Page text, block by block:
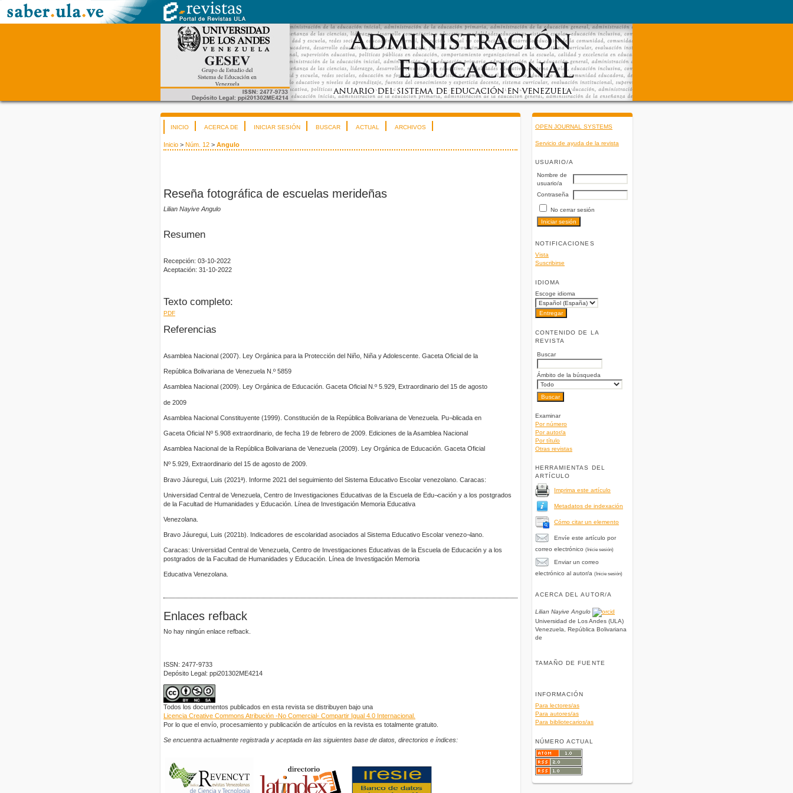
OPEN JOURNAL SYSTEMS
Servicio de ayuda de la revista
USUARIO/A
Nombre de
usuario/a
Contraseña
No cerrar sesión
NOTIFICACIONES
Vista
Suscribirse
IDIOMA
Escoge idioma
CONTENIDO DE LA
REVISTA
Buscar
Ámbito de la búsqueda
Examinar
Por número
Por autor/a
Por título
Otras revistas
HERRAMIENTAS DEL
ARTÍCULO
Imprima este artículo
Metadatos de indexación
Cómo citar un elemento
Envíe este artículo por
correo electrónico (Inicie sesión)
Enviar un correo
electrónico al autor/a (Inicie sesión)
ACERCA DEL AUTOR/A
Lilian Nayive Angulo
Universidad de Los Andes (ULA)
Venezuela, República Bolivariana
de
TAMAÑO DE FUENTE
INFORMACIÓN
Para lectores/as
Para autores/as
Para bibliotecarios/as
NÚMERO ACTUAL
INICIO ACERCA DE INICIAR SESIÓN BUSCAR ACTUAL ARCHIVOS
Inicio > Núm. 12 > Angulo
Reseña fotográfica de escuelas merideñas
Lilian Nayive Angulo
Resumen
Recepción: 03-10-2022
Aceptación: 31-10-2022
Texto completo:
PDF
Referencias
Asamblea Nacional (2007). Ley Orgánica para la Protección del Niño, Niña y Adolescente. Gaceta Oficial de la
República Bolivariana de Venezuela N.º 5859
Asamblea Nacional (2009). Ley Orgánica de Educación. Gaceta Oficial N.º 5.929, Extraordinario del 15 de agosto
de 2009
Asamblea Nacional Constituyente (1999). Constitución de la República Bolivariana de Venezuela. Pu¬blicada en
Gaceta Oficial Nº 5.908 extraordinario, de fecha 19 de febrero de 2009. Ediciones de la Asamblea Nacional
Asamblea Nacional de la República Bolivariana de Venezuela (2009). Ley Orgánica de Educación. Gaceta Oficial
Nº 5.929, Extraordinario del 15 de agosto de 2009.
Bravo Jáuregui, Luis (2021ª). Informe 2021 del seguimiento del Sistema Educativo Escolar venezolano. Caracas:
Universidad Central de Venezuela, Centro de Investigaciones Educativas de la Escuela de Edu¬cación y a los postgrados
de la Facultad de Humanidades y Educación. Línea de Investigación Memoria Educativa
Venezolana.
Bravo Jáuregui, Luis (2021b). Indicadores de escolaridad asociados al Sistema Educativo Escolar venezo¬lano.
Caracas: Universidad Central de Venezuela, Centro de Investigaciones Educativas de la Escuela de Educación y a los
postgrados de la Facultad de Humanidades y Educación. Línea de Investigación Memoria
Educativa Venezolana.
Enlaces refback
No hay ningún enlace refback.
ISSN: 2477-9733
Depósito Legal: ppi201302ME4214
Todos los documentos publicados en esta revista se distribuyen bajo una
Licencia Creative Commons Atribución -No Comercial- Compartir Igual 4.0 Internacional.
Por lo que el envío, procesamiento y publicación de artículos en la revista es totalmente gratuito.
Se encuentra actualmente registrada y aceptada en las siguientes base de datos, directorios e índices: